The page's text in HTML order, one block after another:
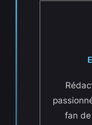
fan